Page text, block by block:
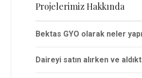
Projelerimiz Hakkında
Bektas GYO olarak neler
Daireyi satın alırken ve